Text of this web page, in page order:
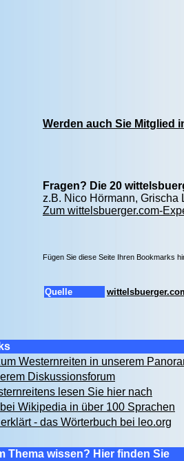
Werden auch Sie Mitglied
Fragen? Die 20
z.B. Nico Hörmann,
Zum wittelsbuerger.com-
Fügen Sie diese Seite Ihren Bookmarks
Quelle
Westernreiten in unserem
Diskussionsforum
lesen Sie hier nach
Wikipedia in über 100 Sprachen
- das Wörterbuch bei leo.org
Thema wissen? Hier finden Sie